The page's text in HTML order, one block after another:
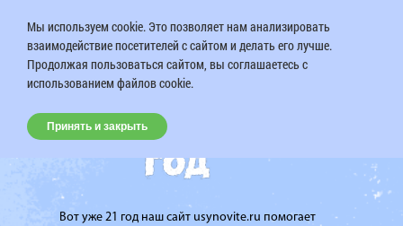
Вот уже 21 год наш сайт usynovite.ru помогает
Мы используем cookie. Это позволяет нам анализировать
взаимодействие посетителей с сайтом и делать его лучше.
Продолжая пользоваться сайтом, вы соглашаетесь с
использованием файлов cookie.
Принять и закрыть